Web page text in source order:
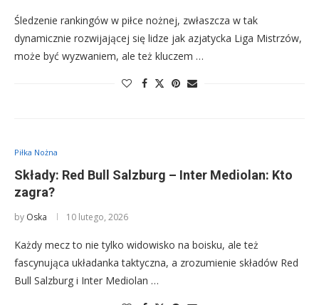
Śledzenie rankingów w piłce nożnej, zwłaszcza w tak
dynamicznie rozwijającej się lidze jak azjatycka Liga Mistrzów,
może być wyzwaniem, ale też kluczem …
Piłka Nożna
Składy: Red Bull Salzburg – Inter Mediolan: Kto
zagra?
by Oska 10 lutego, 2026
Każdy mecz to nie tylko widowisko na boisku, ale też
fascynująca układanka taktyczna, a zrozumienie składów Red
Bull Salzburg i Inter Mediolan …